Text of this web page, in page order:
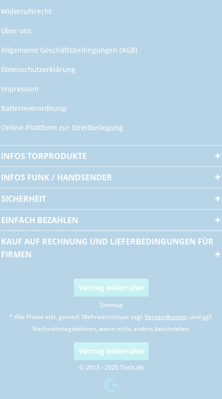
Widerrufsrecht
Über uns
Allgemeine Geschäftsbedingungen (AGB)
Datenschutzerklärung
Impressum
Batterieverordnung
Online-Plattform zur Streitbeilegung
INFOS TORPRODUKTE
INFOS FUNK / HANDSENDER
SICHERHEIT
EINFACH BEZAHLEN
KAUF AUF RECHNUNG UND LIEFERBEDINGUNGEN FÜR
FIRMEN
Vertrag widerrufen
Sitemap
* Alle Preise inkl. gesetzl. Mehrwertsteuer zzgl. Versandkosten und ggf.
Nachnahmegebühren, wenn nicht anders beschrieben
Vertrag widerrufen
© 2013 - 2025 Torix.de